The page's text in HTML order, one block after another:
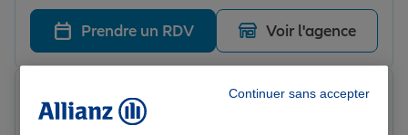
Prendre un RDV Voir l'agence
Note de 5 sur 5
Le 22/06/2026 - Agence RETHEL REPUBLIQUE
Continuer sans accepter